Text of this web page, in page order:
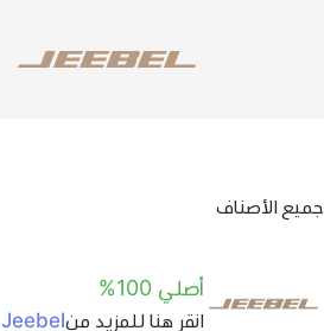
جميع الأصناف
أصلي 100%
انقر هنا للمزيد منJeebel